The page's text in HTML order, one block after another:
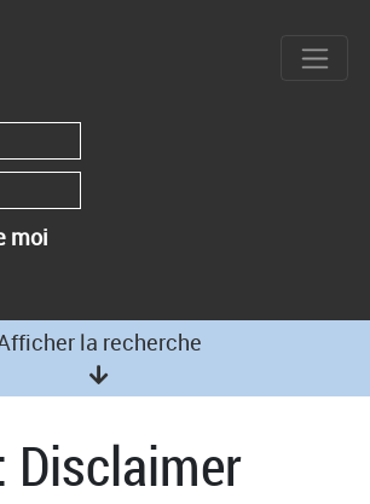
moi
la recherche
Disclaimer